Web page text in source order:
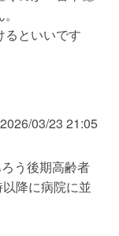
るといいです
2026/03/23 21:05
う後期高齢者
降に病院に並